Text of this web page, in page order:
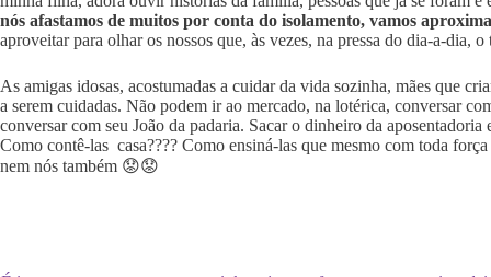
nós afastamos de muitos por conta do isolamento, vamos
aproveitar para olhar os nossos que, às vezes, na pressa do dia-a-dia,
As amigas idosas, acostumadas a cuidar da vida sozinha, mães que
a serem cuidadas. Não podem ir ao mercado, na lotérica, conversar
conversar com seu João da padaria. Sacar o dinheiro da
Como contê-las casa???? Como ensiná-las que mesmo com toda
nem nós também 😟😟